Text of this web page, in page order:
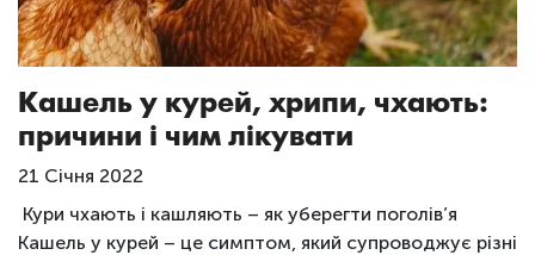
Кашель у курей, хрипи, чхають:
причини і чим лікувати
21 Січня 2022
Кури чхають і кашляють – як уберегти поголів’я
Кашель у курей – це симптом, який супроводжує різні